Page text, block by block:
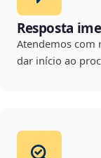
Resposta
Atendemos com
dar início ao